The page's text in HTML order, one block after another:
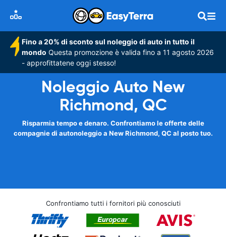
Fino a 20% di sconto sul noleggio di auto in tutto il
mondo Questa promozione è valida fino a 11 agosto 2026
- approfittatene oggi stesso!
Noleggio Auto New
Richmond, QC
Risparmia tempo e denaro. Confrontiamo le offerte delle
compagnie di autonoleggio a New Richmond, QC al posto tuo.
Confrontiamo tutti i fornitori più conosciuti